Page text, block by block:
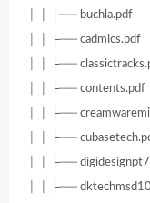
│ │ ├── buchla.pdf
│ │ ├── cadmics.pdf
│ │ ├──
│ │ ├── contents.pdf
│ │ ├──
│ │ ├──
│ │ ├──
│ │ ├──